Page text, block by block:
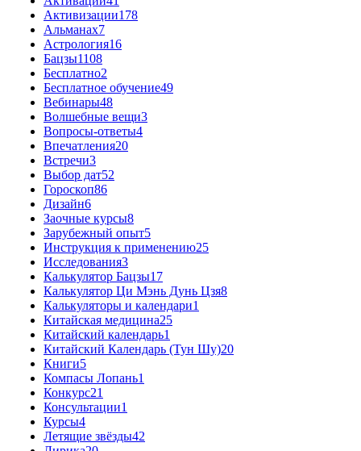
Активизации178
Альманах7
Астрология16
Бацзы1108
Бесплатно2
Бесплатное обучение49
Вебинары48
Волшебные вещи3
Вопросы-ответы4
Впечатления20
Встречи3
Выбор дат52
Гороскоп86
Дизайн6
Заочные курсы8
Зарубежный опыт5
Инструкция к применению25
Исследования3
Калькулятор Бацзы17
Калькулятор Ци Мэнь Дунь Цзя8
Калькуляторы и календари1
Китайская медицина25
Китайский календарь1
Китайский Календарь (Тун Шу)20
Книги5
Компасы Лопань1
Конкурс21
Консультации1
Курсы4
Летящие звёзды42